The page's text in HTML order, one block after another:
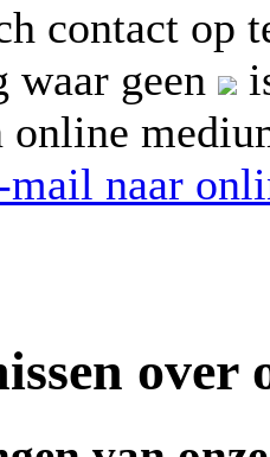
contact op
waar geen
online
mail naar
over